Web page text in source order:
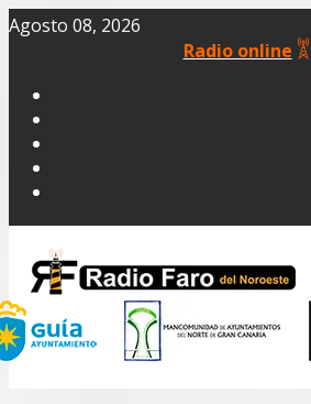
Agosto 08, 2026
Radio online